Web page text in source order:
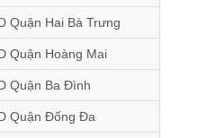
Quận Hai Bà Trưng
Quận Hoàng Mai
Quận Ba Đình
Quận Đống Đa